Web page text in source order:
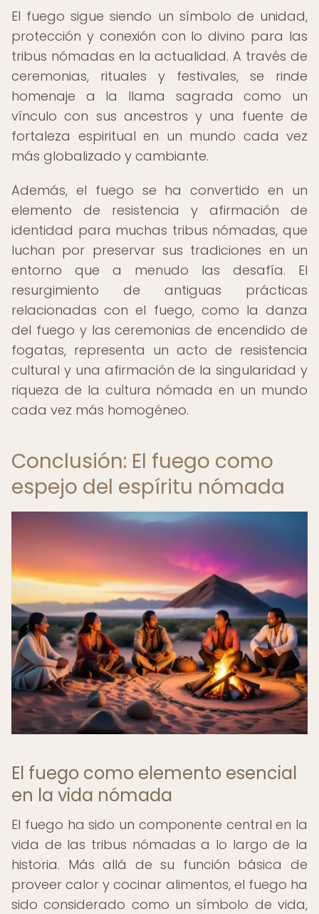
El fuego sigue siendo un símbolo de unidad,
protección y conexión con lo divino para las
tribus nómadas en la actualidad. A través de
ceremonias, rituales y festivales, se rinde
homenaje a la llama sagrada como un
vínculo con sus ancestros y una fuente de
fortaleza espiritual en un mundo cada vez
más globalizado y cambiante.
Además, el fuego se ha convertido en un
elemento de resistencia y afirmación de
identidad para muchas tribus nómadas, que
luchan por preservar sus tradiciones en un
entorno que a menudo las desafía. El
resurgimiento de antiguas prácticas
relacionadas con el fuego, como la danza
del fuego y las ceremonias de encendido de
fogatas, representa un acto de resistencia
cultural y una afirmación de la singularidad y
riqueza de la cultura nómada en un mundo
cada vez más homogéneo.
Conclusión: El fuego como
espejo del espíritu nómada
El fuego como elemento esencial
en la vida nómada
El fuego ha sido un componente central en la
vida de las tribus nómadas a lo largo de la
historia. Más allá de su función básica de
proveer calor y cocinar alimentos, el fuego ha
sido considerado como un símbolo de vida,